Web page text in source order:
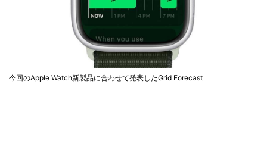
今回のApple Watch新製品に合わせて発表したGrid Forecast